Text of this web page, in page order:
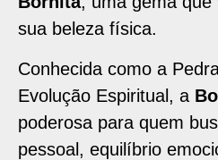
sua beleza física.
Conhecida como a
Evolução Espiritual, a
poderosa para quem
pessoal, equilíbrio